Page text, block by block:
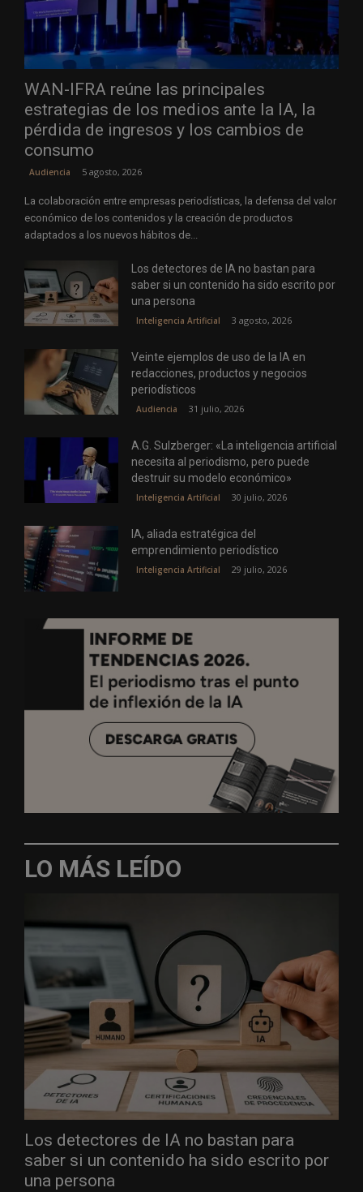
WAN-IFRA reúne las principales
estrategias de los medios ante la IA, la
pérdida de ingresos y los cambios de
consumo
Audiencia 5 agosto, 2026
La colaboración entre empresas periodísticas, la defensa del valor
económico de los contenidos y la creación de productos
adaptados a los nuevos hábitos de...
Los detectores de IA no bastan para
saber si un contenido ha sido escrito por
una persona
Inteligencia Artificial 3 agosto, 2026
Veinte ejemplos de uso de la IA en
redacciones, productos y negocios
periodísticos
Audiencia 31 julio, 2026
A.G. Sulzberger: «La inteligencia artificial
necesita al periodismo, pero puede
destruir su modelo económico»
Inteligencia Artificial 30 julio, 2026
IA, aliada estratégica del
emprendimiento periodístico
Inteligencia Artificial 29 julio, 2026
LO MÁS LEÍDO
Los detectores de IA no bastan para
saber si un contenido ha sido escrito por
una persona